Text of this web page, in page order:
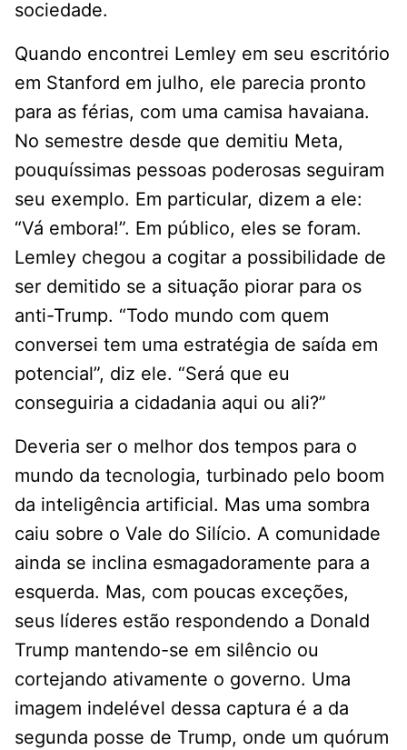
sociedade.
Quando encontrei Lemley em seu escritório
em Stanford em julho, ele parecia pronto
para as férias, com uma camisa havaiana.
No semestre desde que demitiu Meta,
pouquíssimas pessoas poderosas seguiram
seu exemplo. Em particular, dizem a ele:
“Vá embora!”. Em público, eles se foram.
Lemley chegou a cogitar a possibilidade de
ser demitido se a situação piorar para os
anti-Trump. “Todo mundo com quem
conversei tem uma estratégia de saída em
potencial”, diz ele. “Será que eu
conseguiria a cidadania aqui ou ali?”
Deveria ser o melhor dos tempos para o
mundo da tecnologia, turbinado pelo boom
da inteligência artificial. Mas uma sombra
caiu sobre o Vale do Silício. A comunidade
ainda se inclina esmagadoramente para a
esquerda. Mas, com poucas exceções,
seus líderes estão respondendo a Donald
Trump mantendo-se em silêncio ou
cortejando ativamente o governo. Uma
imagem indelével dessa captura é a da
segunda posse de Trump, onde um quórum